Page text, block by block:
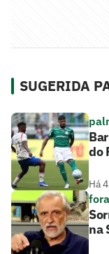
SUGERIDA
do
Há
na